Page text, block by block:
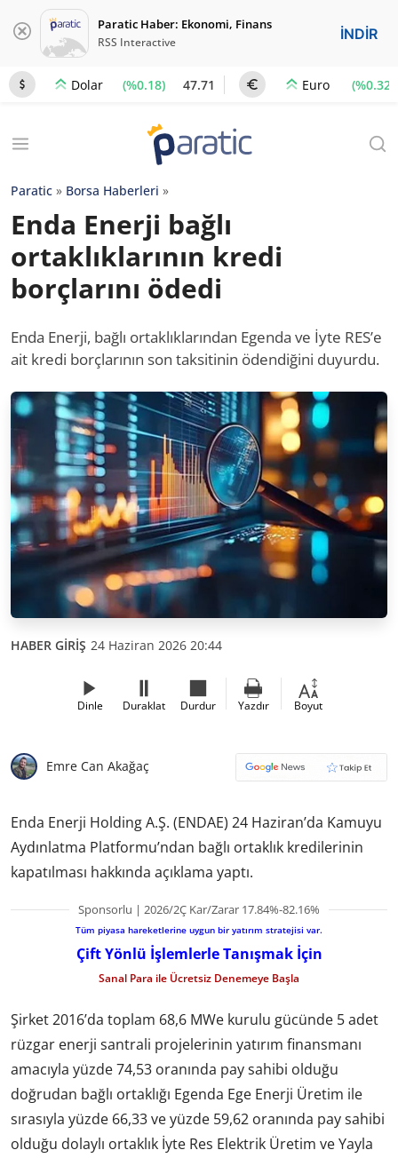
Paratic Haber: Ekonomi, Finans
RSS Interactive İNDİR
Dolar (%0.18) 47.71 Euro (%0.32)
Paratic » Borsa Haberleri »
Enda Enerji bağlı
ortaklıklarının kredi
borçlarını ödedi
Enda Enerji, bağlı ortaklıklarından Egenda ve İyte RES’e
ait kredi borçlarının son taksitinin ödendiğini duyurdu.
HABER GİRİŞ 24 Haziran 2026 20:44
Dinle Duraklat Durdur Yazdır Boyut
Emre Can Akağaç
Enda Enerji Holding A.Ş. (ENDAE) 24 Haziran’da Kamuyu
Aydınlatma Platformu’ndan bağlı ortaklık kredilerinin
kapatılması hakkında açıklama yaptı.
Sponsorlu | 2026/2Ç Kar/Zarar 17.84%-82.16%
Tüm piyasa hareketlerine uygun bir yatırım stratejisi var.
Çift Yönlü İşlemlerle Tanışmak İçin
Sanal Para ile Ücretsiz Denemeye Başla
Şirket 2016’da toplam 68,6 MWe kurulu gücünde 5 adet
rüzgar enerji santrali projelerinin yatırım finansmanı
amacıyla yüzde 74,53 oranında pay sahibi olduğu
doğrudan bağlı ortaklığı Egenda Ege Enerji Üretim ile
sırasıyla yüzde 66,33 ve yüzde 59,62 oranında pay sahibi
olduğu dolaylı ortaklık İyte Res Elektrik Üretim ve Yayla